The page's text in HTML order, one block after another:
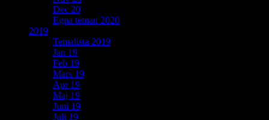
Dec 20
Egna teman 2020
2019
Temalista 2019
Jan 19
Feb 19
Mars 19
Apr 19
Maj 19
Juni 19
Juli 19